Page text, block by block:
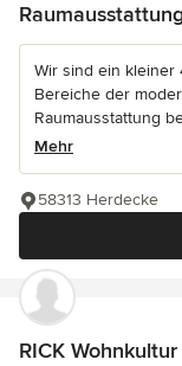
Wir sind ein kleiner
Bereiche der
Raumausstattung
Mehr
58313 Herdecke
RICK Wohnkultur